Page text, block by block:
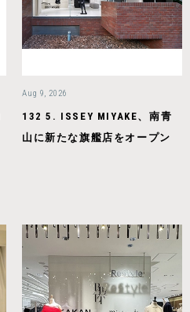
Aug 9, 2026
132 5. ISSEY MIYAKE、南青
山に新たな旗艦店をオープン